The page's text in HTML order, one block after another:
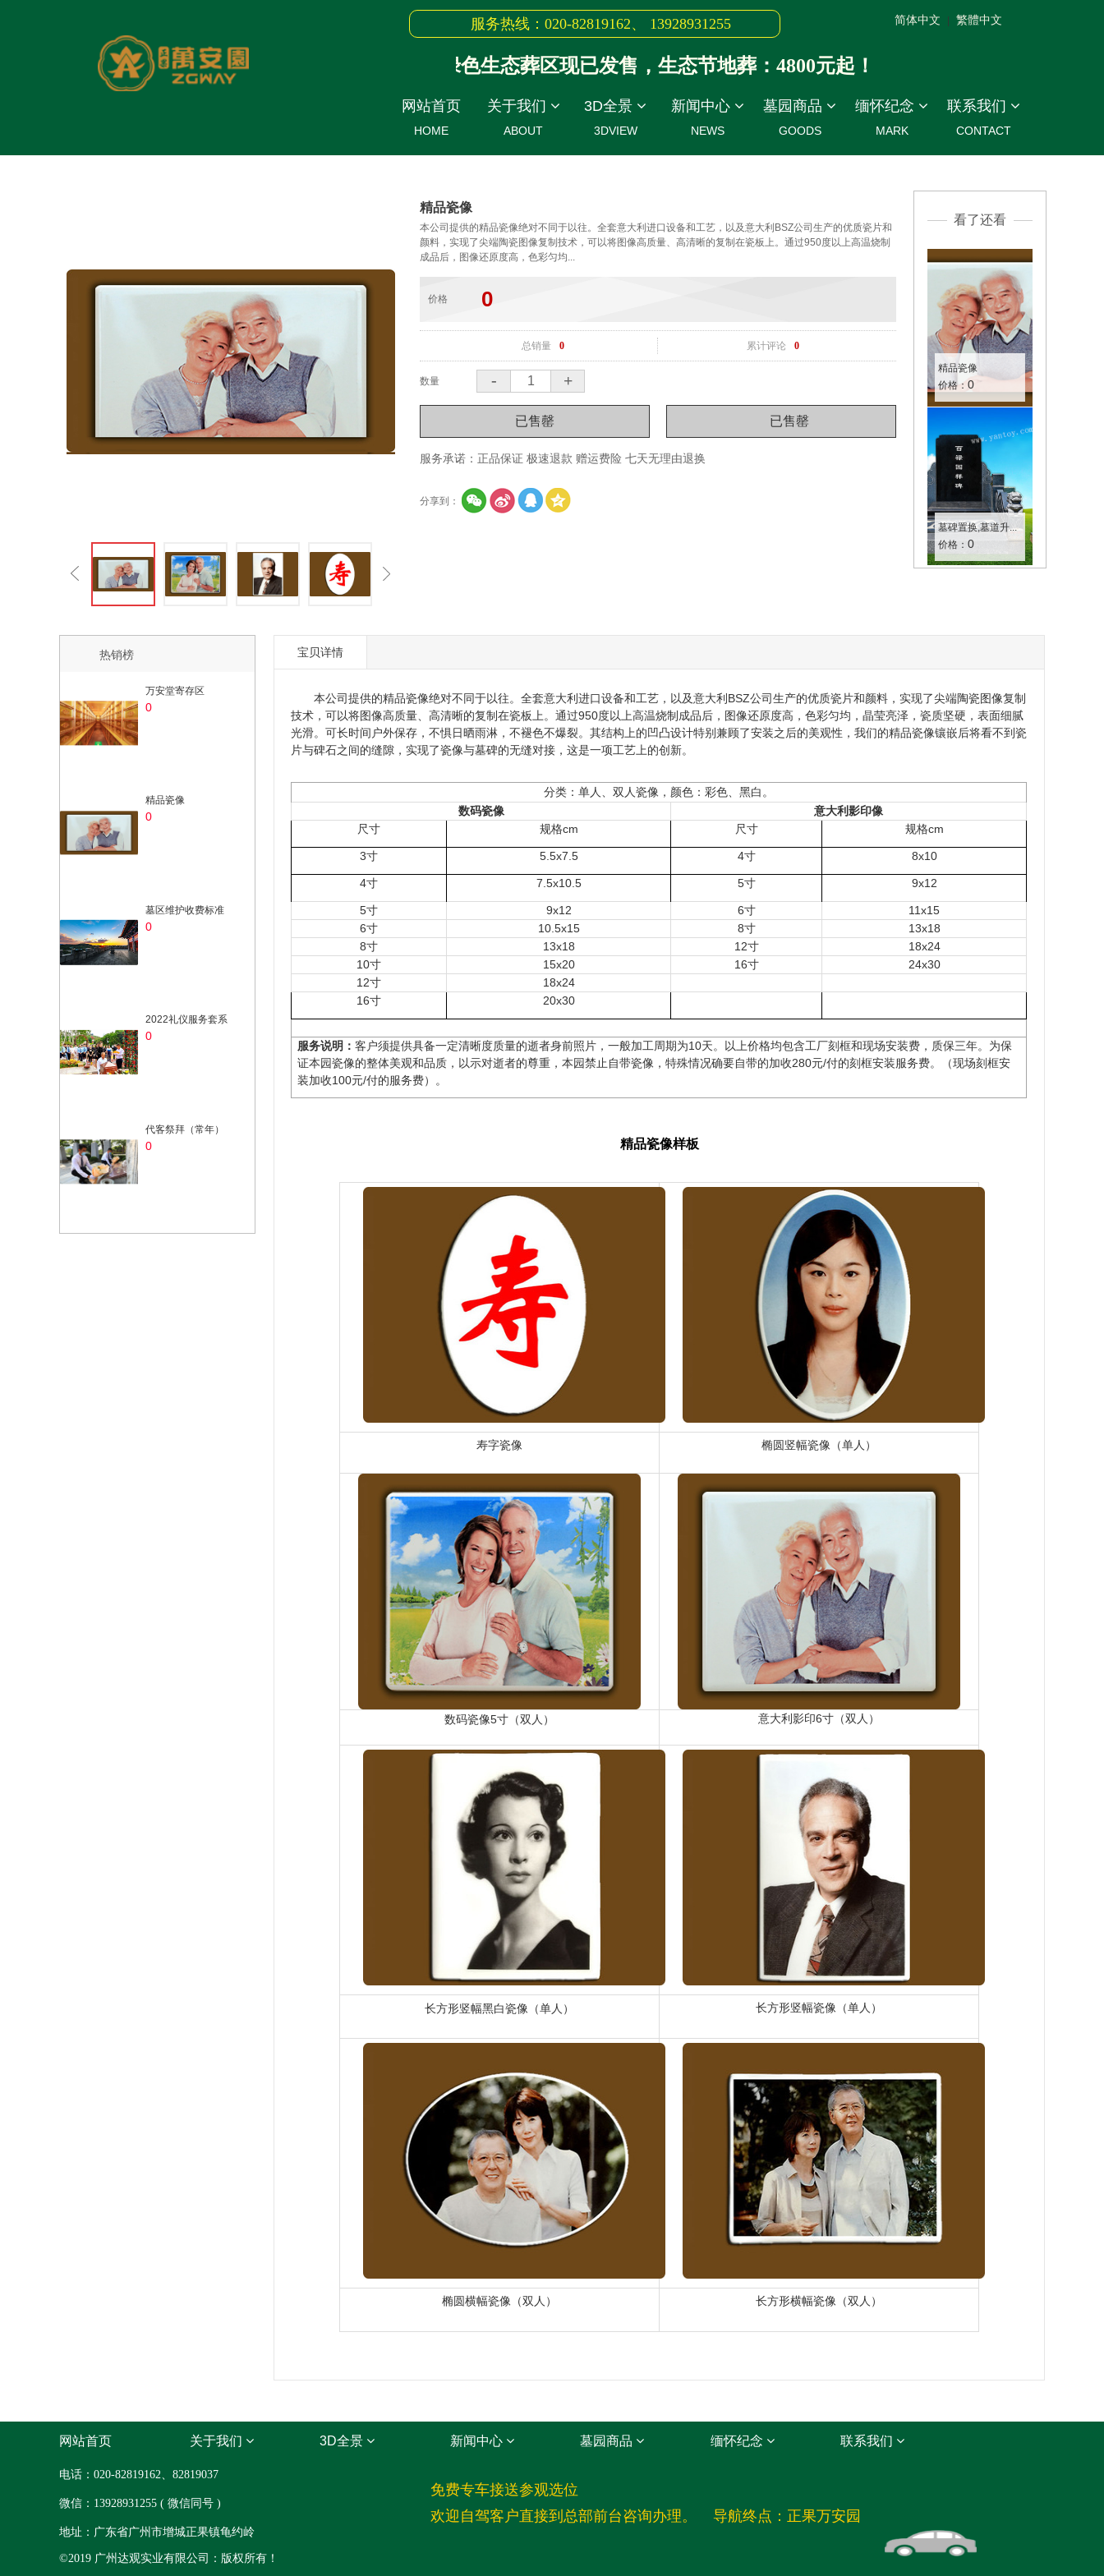
网站首页
HOME
关于我们
ABOUT
3D全景
3DVIEW
新闻中心
NEWS
墓园商品
GOODS
缅怀纪念
MARK
联系我们
CONTACT
服务热线：020-82819162、 13928931255 简体中文 繁體中文
绿色生态葬区现已发售，生态节地葬：4800元起！
看了还看
精品瓷像
价格： 0
墓碑置换,墓道升...
价格： 0
精品瓷像
本公司提供的精品瓷像绝对不同于以往。全套意大利进口设备和工艺，以及意大利BSZ公司生产的优质瓷片和
颜料，实现了尖端陶瓷图像复制技术，可以将图像高质量、高清晰的复制在瓷板上。通过950度以上高温烧制
成品后，图像还原度高，色彩匀均...
价格 0
总销量 0 累计评论 0
数量 - +
服务承诺：正品保证 极速退款 赠运费险 七天无理由退换
分享到：
热销榜
万安堂寄存区
0
精品瓷像
0
墓区维护收费标准
0
2022礼仪服务套系
0
代客祭拜（常年）
0
宝贝详情
本公司提供的精品瓷像绝对不同于以往。全套意大利进口设备和工艺，以及意大利BSZ公司生产的优质瓷片和颜料，实现了尖端陶瓷图像复制
技术，可以将图像高质量、高清晰的复制在瓷板上。通过950度以上高温烧制成品后，图像还原度高，色彩匀均，晶莹亮泽，瓷质坚硬，表面细腻
光滑。可长时间户外保存，不惧日晒雨淋，不褪色不爆裂。其结构上的凹凸设计特别兼顾了安装之后的美观性，我们的精品瓷像镶嵌后将看不到瓷
片与碑石之间的缝隙，实现了瓷像与墓碑的无缝对接，这是一项工艺上的创新。
分类：单人、双人瓷像，颜色：彩色、黑白。
数码瓷像
意大利影印像
尺寸
规格cm 尺寸 规格cm
3寸 5.5x7.5 4寸 8x10
4寸 7.5x10.5 5寸 9x12
5寸 9x12 6寸
11x15
6寸
10.5x15 8寸
13x18
8寸
13x18 12寸
18x24
10寸
15x20 16寸
24x30
12寸
18x24
16寸
20x30
服务说明：客户须提供具备一定清晰度质量的逝者身前照片，一般加工周期为10天。以上价格均包含工厂刻框和现场安装费，质保三年。为保
证本园瓷像的整体美观和品质，以示对逝者的尊重，本园禁止自带瓷像，特殊情况确要自带的加收280元/付的刻框安装服务费。（现场刻框安
装加收100元/付的服务费）。
精品瓷像样板
寿字瓷像 椭圆竖幅瓷像（单人）
数码瓷像5寸（双人） 意大利影印6寸（双人）
长方形竖幅黑白瓷像（单人） 长方形竖幅瓷像（单人）
椭圆横幅瓷像（双人） 长方形横幅瓷像（双人）
网站首页 关于我们 3D全景 新闻中心 墓园商品 缅怀纪念 联系我们
微信：13928931255 ( 微信同号 )
©2019 广州达观实业有限公司：版权所有！
地址：广东省广州市增城正果镇龟约岭
电话：020-82819162、82819037
免费专车接送参观选位
欢迎自驾客户直接到总部前台咨询办理。 导航终点：正果万安园